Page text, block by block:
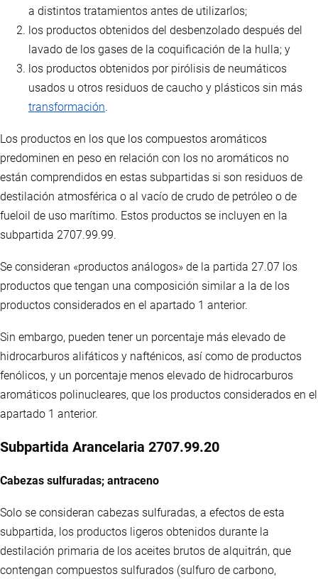
a distintos tratamientos antes de utilizarlos;
los productos obtenidos del desbenzolado después del
lavado de los gases de la coquificación de la hulla; y
los productos obtenidos por pirólisis de neumáticos
usados u otros residuos de caucho y plásticos sin más
transformación.
Los productos en los que los compuestos aromáticos
predominen en peso en relación con los no aromáticos no
están comprendidos en estas subpartidas si son residuos de
destilación atmosférica o al vacío de crudo de petróleo o de
fueloil de uso marítimo. Estos productos se incluyen en la
subpartida 2707.99.99.
Se consideran «productos análogos» de la partida 27.07 los
productos que tengan una composición similar a la de los
productos considerados en el apartado 1 anterior.
Sin embargo, pueden tener un porcentaje más elevado de
hidrocarburos alifáticos y nafténicos, así como de productos
fenólicos, y un porcentaje menos elevado de hidrocarburos
aromáticos polinucleares, que los productos considerados en el
apartado 1 anterior.
Subpartida Arancelaria 2707.99.20
Cabezas sulfuradas; antraceno
Solo se consideran cabezas sulfuradas, a efectos de esta
subpartida, los productos ligeros obtenidos durante la
destilación primaria de los aceites brutos de alquitrán, que
contengan compuestos sulfurados (sulfuro de carbono,